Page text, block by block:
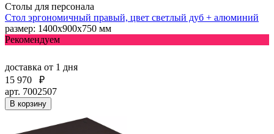
Столы для персонала
Стол эргономичный правый, цвет светлый дуб + алюминий
размер: 1400х900х750 мм
Рекомендуем
доставка от 1 дня
15 970
₽
арт. 7002507
В корзину